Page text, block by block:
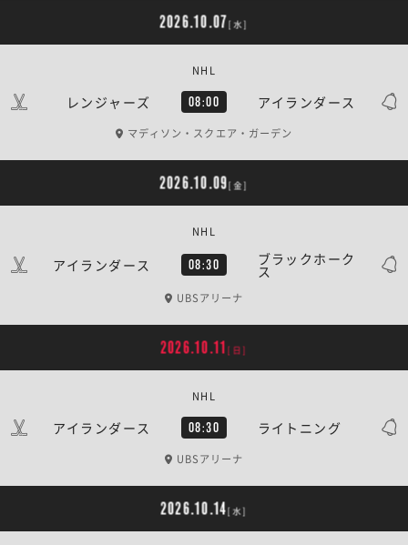
2026.10.07[水]
レンジャーズ 08:00 アイランダース
NHL
マディソン・スクエア・ガーデン
2026.10.09[金]
アイランダース 08:30 ブラックホーク
ス
NHL
UBSアリーナ
2026.10.11 [日]
アイランダース 08:30 ライトニング
NHL
UBSアリーナ
2026.10.14[水]